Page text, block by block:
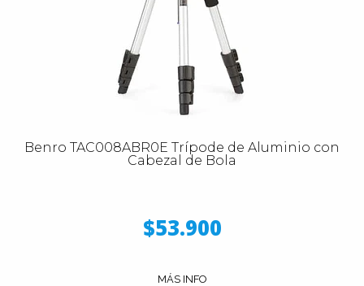
Benro TAC008ABR0E Trípode de Aluminio con
Cabezal de Bola
$53.900
MÁS INFO